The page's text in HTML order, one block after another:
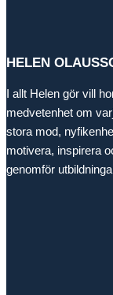
HELEN
I allt Helen gör vill
medvetenhet om
stora mod,
motivera, inspirera
genomför